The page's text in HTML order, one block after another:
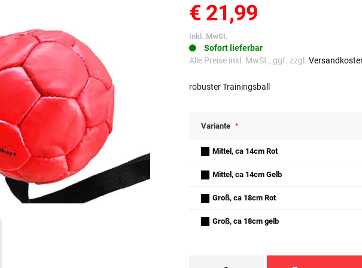
€ 21,99
Inkl. MwSt.
Sofort lieferbar
Alle Preise inkl. MwSt., ggf. zzgl.
robuster Trainingsball
Variante
Mittel, ca 14cm Rot
Mittel, ca 14cm Gelb
Groß, ca 18cm Rot
Groß, ca 18cm gelb